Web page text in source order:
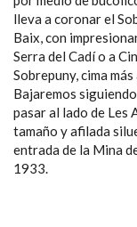
lleva a coronar el
Baix, con
Serra del Cadí o a
Sobrepuny, cima
Bajaremos
pasar al lado de Les
tamaño y afilada
entrada de la Mina
1933.